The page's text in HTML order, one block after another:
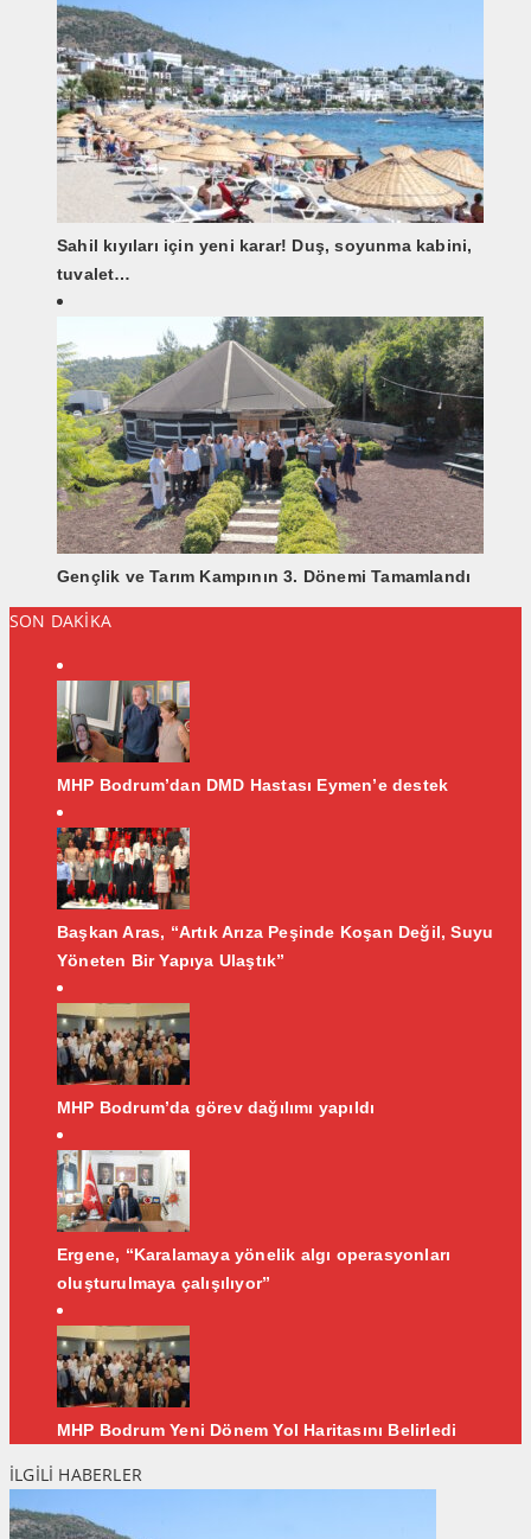
Sahil kıyıları için yeni karar! Duş, soyunma kabini,
tuvalet…
Gençlik ve Tarım Kampının 3. Dönemi Tamamlandı
SON DAKİKA
MHP Bodrum’dan DMD Hastası Eymen’e destek
Başkan Aras, “Artık Arıza Peşinde Koşan Değil, Suyu
Yöneten Bir Yapıya Ulaştık”
MHP Bodrum’da görev dağılımı yapıldı
Ergene, “Karalamaya yönelik algı operasyonları
oluşturulmaya çalışılıyor”
MHP Bodrum Yeni Dönem Yol Haritasını Belirledi
İLGİLİ HABERLER